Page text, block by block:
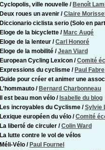
Cyclopolis, ville nouvelle / Benoît
Deux roues un avenir /Claire
Diccionario ciclista serio (Solo en
Eloge de la bicyclette / Marc Augé
Eloge de la lenteur /Carl Honoré
Eloge de la mobilité /Jean Viard
European Cycling Lexicon /Comité
Expressions du cyclisme / Paul Fabre
Guide pour créer et animer une
L'hommauto / Bernard Charbonneau
Il est beau mon vélo / Isabelle du blog
Les incroyables du Cyclisme /Sylvie
Lexique européen du vélo /Comité
La liberté de circuler /Colin Ward
La lutte contre le vol de vélos
Méli-Vélo / Paul Fournel